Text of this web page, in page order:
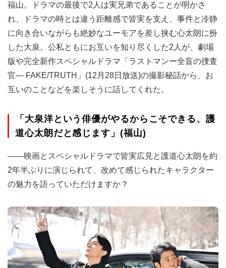
福山。ドラマの最後で2人は実兄弟であることが明かさ
れ、ドラマの時とは違う距離感で皆実を支え、事件と冷静
に向き合いながらも絶妙なユーモアを差し挟む心太朗に扮
した大泉。公私ともにお互いを知り尽くした2人が、劇場
版や完全新作スペシャルドラマ「ラストマンー全盲の捜査
官― FAKE/TRUTH」(12月28日放送)の撮影秘話から、お
互いのことなどを楽しそうに話してくれた。
「大泉洋という俳優がやるからこそできる、護
道心太朗だと感じます」(福山)
――映画とスペシャルドラマで皆実広見と護道心太朗を約
2年半ぶりに演じられて、改めて感じられたキャラクター
の魅力を語っていただけますか？